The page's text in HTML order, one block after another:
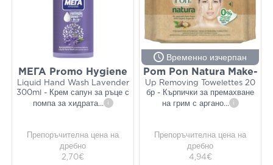
ΜΕΓΑ Promo Hygiene
Liquid Hand Wash Lavender
300ml - Крем сапун за ръце с
помпа за хидрата... i
Препоръчителна цена на
дребно
2,70€
Временно изчерпан
Pom Pon Natura Make-
Up Removing Towelettes 20
бр - Кърпички за премахване
на грим с аргано... i
Препоръчителна цена на
дребно
4,94€